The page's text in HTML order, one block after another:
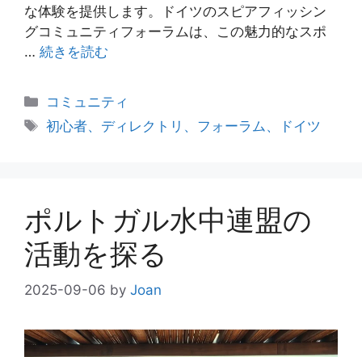
な体験を提供します。ドイツのスピアフィッシン
グコミュニティフォーラムは、この魅力的なスポ
… 続きを読む
カ
テ
コミュニティ
タ
初心者、ディレクトリ、フォーラム、ドイツ
ポルトガル水中連盟の
活動を探る
2025-09-06 by Joan